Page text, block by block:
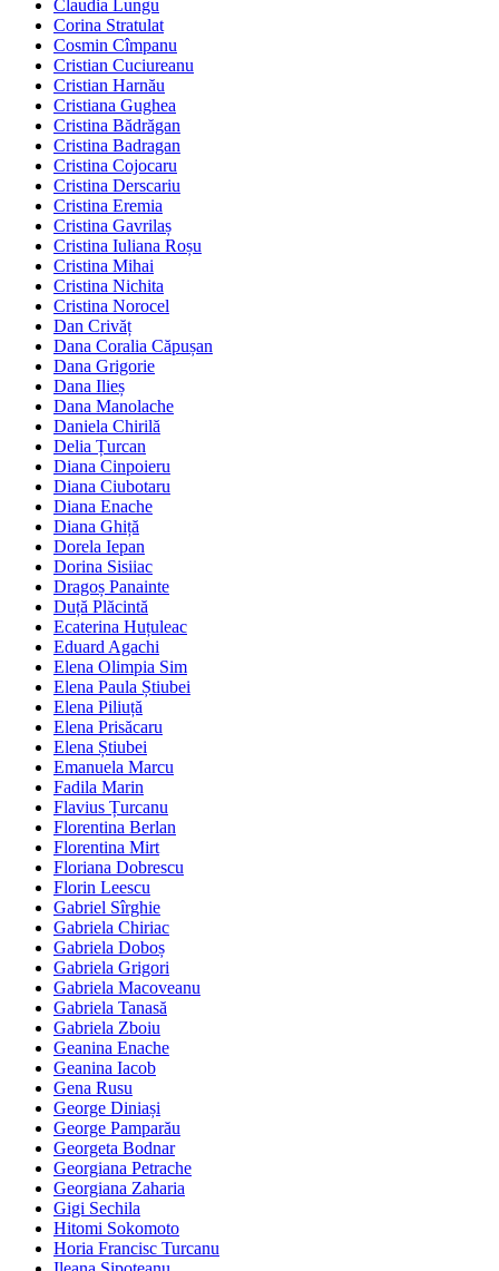
Claudia Lungu
Corina Stratulat
Cosmin Cîmpanu
Cristian Cuciureanu
Cristian Harnău
Cristiana Gughea
Cristina Bădrăgan
Cristina Badragan
Cristina Cojocaru
Cristina Derscariu
Cristina Eremia
Cristina Gavrilaș
Cristina Iuliana Roșu
Cristina Mihai
Cristina Nichita
Cristina Norocel
Dan Crivăț
Dana Coralia Căpușan
Dana Grigorie
Dana Ilieș
Dana Manolache
Daniela Chirilă
Delia Țurcan
Diana Cinpoieru
Diana Ciubotaru
Diana Enache
Diana Ghiță
Dorela Iepan
Dorina Sisiiac
Dragoș Panainte
Duță Plăcintă
Ecaterina Huțuleac
Eduard Agachi
Elena Olimpia Sim
Elena Paula Știubei
Elena Piliuță
Elena Prisăcaru
Elena Știubei
Emanuela Marcu
Fadila Marin
Flavius Țurcanu
Florentina Berlan
Florentina Mirt
Floriana Dobrescu
Florin Leescu
Gabriel Sîrghie
Gabriela Chiriac
Gabriela Doboș
Gabriela Grigori
Gabriela Macoveanu
Gabriela Tanasă
Gabriela Zboiu
Geanina Enache
Geanina Iacob
Gena Rusu
George Diniași
George Pamparău
Georgeta Bodnar
Georgiana Petrache
Georgiana Zaharia
Gigi Sechila
Hitomi Sokomoto
Horia Francisc Turcanu